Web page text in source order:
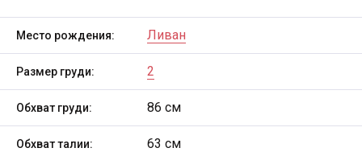
Место рождения: Ливан
Размер груди: 2
Обхват груди: 86 см
Обхват талии: 63 см